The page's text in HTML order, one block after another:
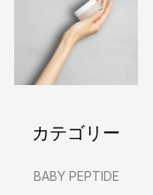
カテゴリー
BABY PEPTIDE